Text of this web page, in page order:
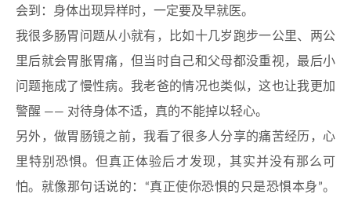
会到：身体出现异样时，一定要及早就医。
我很多肠胃问题从小就有，比如十几岁跑步一公里、两公
里后就会胃胀胃痛，但当时自己和父母都没重视，最后小
问题拖成了慢性病。我老爸的情况也类似，这也让我更加
警醒 —— 对待身体不适，真的不能掉以轻心。
另外，做胃肠镜之前，我看了很多人分享的痛苦经历，心
里特别恐惧。但真正体验后才发现，其实并没有那么可
怕。就像那句话说的：“真正使你恐惧的只是恐惧本身”。